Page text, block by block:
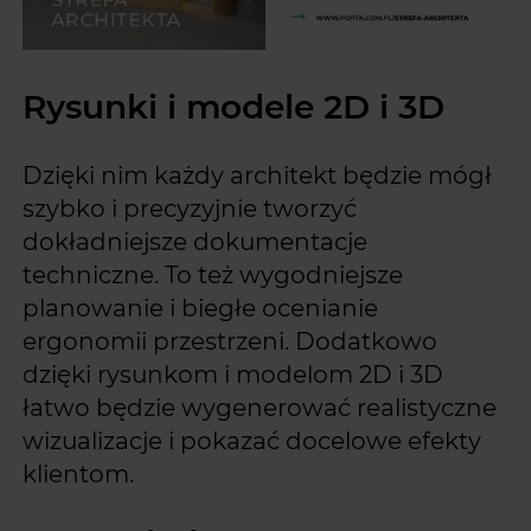
Rysunki i modele 2D i 3D
Dzięki nim każdy architekt będzie mógł
szybko i precyzyjnie tworzyć
dokładniejsze dokumentacje
techniczne. To też wygodniejsze
planowanie i biegłe ocenianie
ergonomii przestrzeni. Dodatkowo
dzięki rysunkom i modelom 2D i 3D
łatwo będzie wygenerować realistyczne
wizualizacje i pokazać docelowe efekty
klientom.